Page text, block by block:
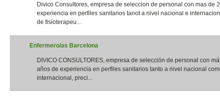
Divico Consultores, empresa de seleccion de personal con mas de
experiencia en perfiles sanitarios tanot a nivel nacional e
de fisioterapeu...
Enfermero/as Barcelona
DIVICO CONSULTORES, empresa de selección de personal con
años de experiencia en perfiles sanitarios tanto a nivel nacional
internacional, preci...